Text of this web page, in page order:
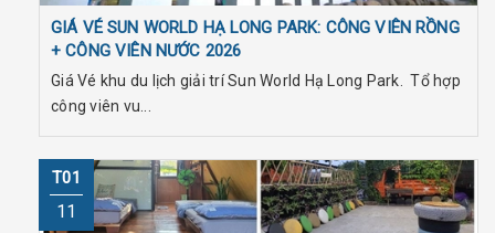
GIÁ VÉ SUN WORLD HẠ LONG PARK: CÔNG VIÊN RỒNG
+ CÔNG VIÊN NƯỚC 2026
Giá Vé khu du lịch giải trí Sun World Hạ Long Park. Tổ hợp
công viên vu...
T01
11